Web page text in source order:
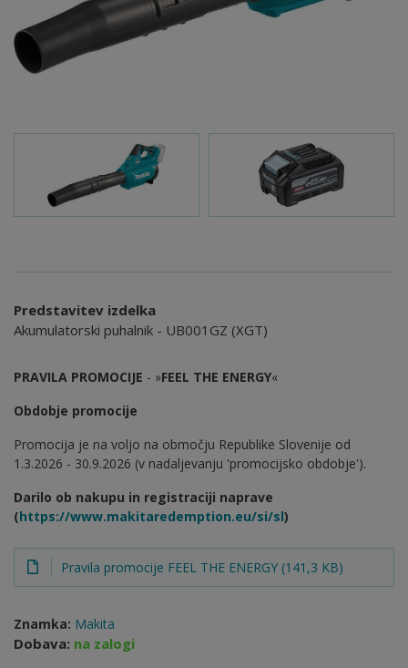
Predstavitev izdelka
Akumulatorski puhalnik - UB001GZ (XGT)
PRAVILA PROMOCIJE - »FEEL THE ENERGY«
Obdobje promocije
Promocija je na voljo na območju Republike Slovenije od
1.3.2026 - 30.9.2026 (v nadaljevanju 'promocijsko obdobje').
Darilo ob nakupu in registraciji naprave
(https://www.makitaredemption.eu/si/sl)
Pravila promocije FEEL THE ENERGY (141,3 KB)
Znamka: Makita
Dobava: na zalogi